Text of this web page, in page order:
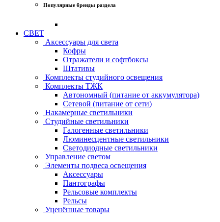
Популярные бренды раздела
СВЕТ
Аксессуары для света
Кофры
Отражатели и софтбоксы
Штативы
Комплекты студийного освещения
Комплекты ТЖК
Автономный (питание от аккумулятора)
Сетевой (питание от сети)
Накамерные светильники
Студийные светильники
Галогенные светильники
Люминесцентные светильники
Светодиодные светильники
Управление светом
Элементы подвеса освещения
Аксессуары
Пантографы
Рельсовые комплекты
Рельсы
Уценённые товары